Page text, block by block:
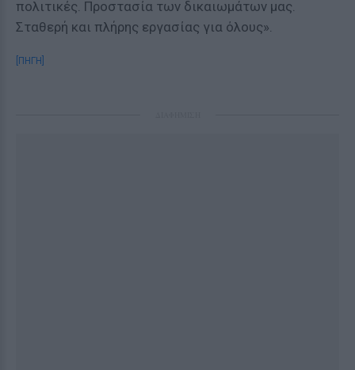
πολιτικές. Προστασία των δικαιωμάτων μας.
Σταθερή και πλήρης εργασίας για όλους».
[ΠΗΓΗ]